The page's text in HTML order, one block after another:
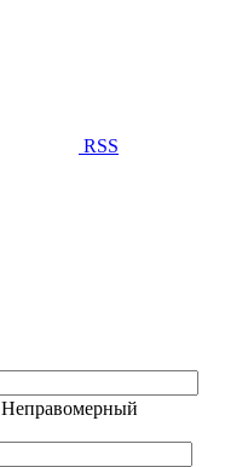
RSS
Неправомерный